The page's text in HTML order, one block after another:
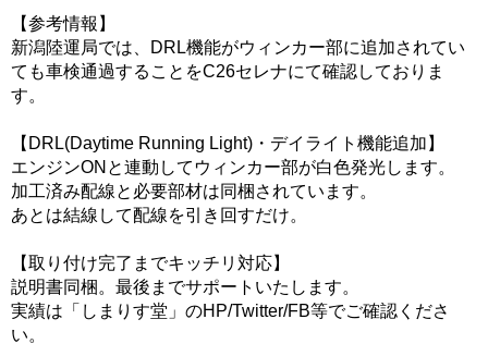
【参考情報】
新潟陸運局では、DRL機能がウィンカー部に追加されてい
ても車検通過することをC26セレナにて確認しておりま
す。
【DRL(Daytime Running Light)・デイライト機能追加】
エンジンONと連動してウィンカー部が白色発光します。
加工済み配線と必要部材は同梱されています。
あとは結線して配線を引き回すだけ。
【取り付け完了までキッチリ対応】
説明書同梱。最後までサポートいたします。
実績は「しまりす堂」のHP/Twitter/FB等でご確認くださ
い。